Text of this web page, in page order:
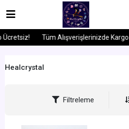
Tüm Alışverişlerinizde Kargo Ücretsiz!
Healcrystal
Filtreleme